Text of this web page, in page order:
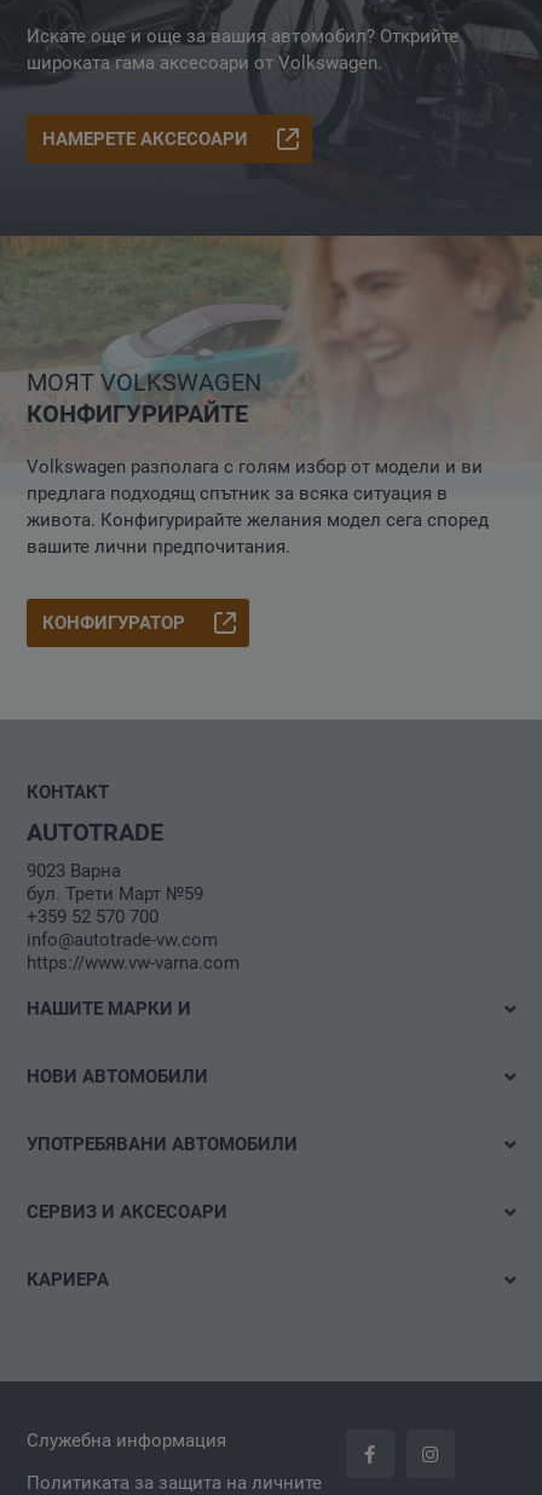
Искате още и още за вашия автомобил? Открийте
широката гама аксесоари от Volkswagen.
НАМЕРЕТЕ АКСЕСОАРИ
МОЯТ VOLKSWAGEN
КОНФИГУРИРАЙТЕ
Volkswagen разполага с голям избор от модели и ви
предлага подходящ спътник за всяка ситуация в
живота. Конфигурирайте желания модел сега според
вашите лични предпочитания.
КОНФИГУРАТОР
КОНТАКТ
AUTOTRADE
9023 Варна
бул. Трети Март №59
+359 52 570 700
info@autotrade-vw.com
https://www.vw-varna.com
НАШИТЕ МАРКИ И
Volkswagen Лекотоварни автомобили
НОВИ АВТОМОБИЛИ
Тестово шофиране
Конфигуриране
УПОТРЕБЯВАНИ АВТОМОБИЛИ
Детайлно търсене
СЕРВИЗ И АКСЕСОАРИ
Час за сервиз
Проверка за налични резервни части и аксесоари
КАРИЕРА
Служебна информация
Политиката за защита на личните